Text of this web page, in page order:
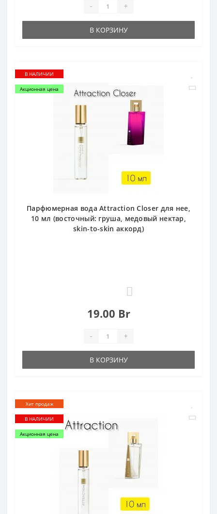
- +
В КОРЗИНУ
В НАЛИЧИИ
Акционная цена
Парфюмерная вода Attraction Closer для нее,
10 мл (восточный: груша, медовый нектар,
skin-to-skin аккорд)
19.00 Br
- +
В КОРЗИНУ
Хит продаж
В НАЛИЧИИ
Акционная цена